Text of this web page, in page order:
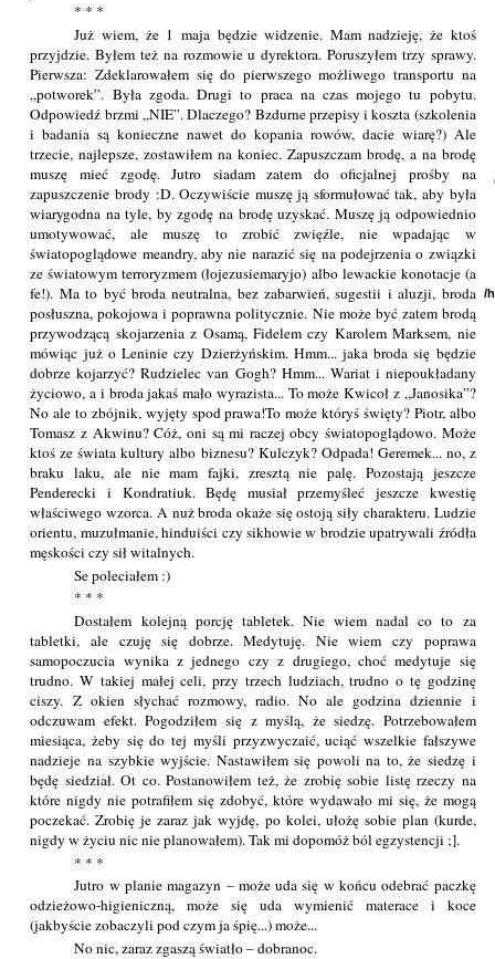
* * *
Już wiem, że 1 maja będzie widzenie. Mam nadzieję, że ktoś
przyjdzie. Byłem też na rozmowie u dyrektora. Poruszyłem trzy sprawy.
Pierwsza: Zdeklarowałem się do pierwszego możliwego transportu na
„potworek”. Była zgoda. Drugi to praca na czas mojego tu pobytu.
Odpowiedź brzmi „NIE”. Dlaczego? Bzdurne przepisy i koszta (szkolenia
i badania są konieczne nawet do kopania rowów, dacie wiarę?) Ale
trzecie, najlepsze, zostawiłem na koniec. Zapuszczam brodę, a na brodę
muszę mieć zgodę. Jutro siadam zatem do oficjalnej prośby na
zapuszczenie brody :D. Oczywiście muszę ją sformułować tak, aby była
wiarygodna na tyle, by zgodę na brodę uzyskać. Muszę ją odpowiednio
umotywować, ale muszę to zrobić zwięźle, nie wpadając w
światopoglądowe meandry, aby nie narazić się na podejrzenia o związki
ze światowym terroryzmem (łojezusiemaryjo) albo lewackie konotacje (a
fe!). Ma to być broda neutralna, bez zabarwień, sugestii i aluzji, broda
posłuszna, pokojowa i poprawna politycznie. Nie może być zatem brodą
przywodzącą skojarzenia z Osamą, Fidelem czy Karolem Marksem, nie
mówiąc już o Leninie czy Dzierżyńskim. Hmm... jaka broda się będzie
dobrze kojarzyć? Rudzielec van Gogh? Hmm... Wariat i niepoukładany
życiowo, a i broda jakaś mało wyrazista... To może Kwicoł z „Janosika”?
No ale to zbójnik, wyjęty spod prawa!To może któryś święty? Piotr, albo
Tomasz z Akwinu? Cóż, oni są mi raczej obcy światopoglądowo. Może
ktoś ze świata kultury albo biznesu? Kulczyk? Odpada! Geremek... no, z
braku laku, ale nie mam fajki, zresztą nie palę. Pozostają jeszcze
Penderecki i Kondratiuk. Będę musiał przemyśleć jeszcze kwestię
właściwego wzorca. A nuż broda okaże się ostoją siły charakteru. Ludzie
orientu, muzułmanie, hinduiści czy sikhowie w brodzie upatrywali źródła
męskości czy sił witalnych.
Se poleciałem :)
* * *
Dostałem kolejną porcję tabletek. Nie wiem nadal co to za
tabletki, ale czuję się dobrze. Medytuję. Nie wiem czy poprawa
samopoczucia wynika z jednego czy z drugiego, choć medytuje się
trudno. W takiej małej celi, przy trzech ludziach, trudno o tę godzinę
ciszy. Z okien słychać rozmowy, radio. No ale godzina dziennie i
odczuwam efekt. Pogodziłem się z myślą, że siedzę. Potrzebowałem
miesiąca, żeby się do tej myśli przyzwyczaić, uciąć wszelkie fałszywe
nadzieje na szybkie wyjście. Nastawiłem się powoli na to, że siedzę i
będę siedział. Ot co. Postanowiłem też, że zrobię sobie listę rzeczy na
które nigdy nie potrafiłem się zdobyć, które wydawało mi się, że mogą
poczekać. Zrobię je zaraz jak wyjdę, po kolei, ułożę sobie plan (kurde,
nigdy w życiu nic nie planowałem). Tak mi dopomóż ból egzystencji ;].
* * *
Jutro w planie magazyn – może uda się w końcu odebrać paczkę
odzieżowo-higieniczną, może się uda wymienić materace i koce
(jakbyście zobaczyli pod czym ja śpię...) może...
No nic, zaraz zgaszą światło – dobranoc.
/